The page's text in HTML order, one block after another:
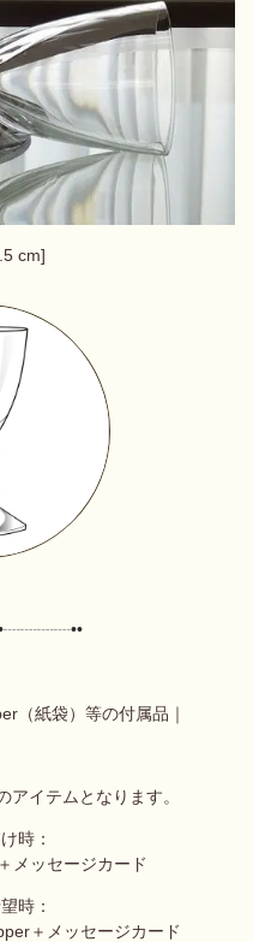
cm]
（紙袋）等の付属品｜
アイテムとなります。
時：
メッセージカード
時：
＋メッセージカード